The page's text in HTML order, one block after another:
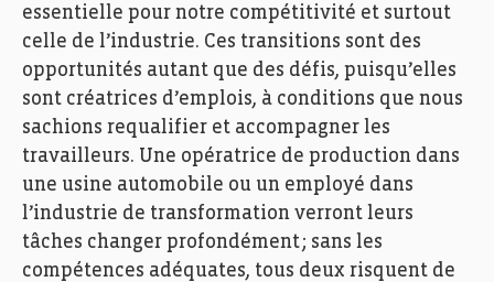
essentielle pour notre compétitivité et surtout
celle de l’industrie. Ces transitions sont des
opportunités autant que des défis, puisqu’elles
sont créatrices d’emplois, à conditions que nous
sachions requalifier et accompagner les
travailleurs. Une opératrice de production dans
une usine automobile ou un employé dans
l’industrie de transformation verront leurs
tâches changer profondément ; sans les
compétences adéquates, tous deux risquent de